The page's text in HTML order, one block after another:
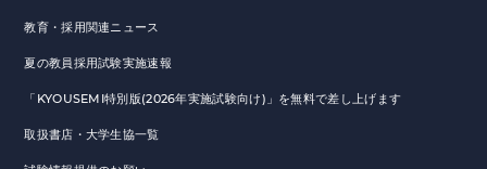
教育・採用関連ニュース
夏の教員採用試験実施速報
「KYOUSEMI特別版(2026年実施試験向け)」を無料で差し上げます
取扱書店・大学生協一覧